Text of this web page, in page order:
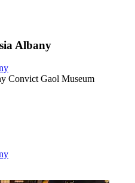
Albany
Convict Gaol Museum